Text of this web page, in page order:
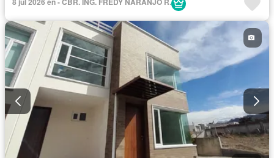
Electricidad
Gas natural
Garita de guardianía
Internet Jacuzzi Jardín
Conserje
Seguridad Terraza
Vista panorámica
Sin amoblar